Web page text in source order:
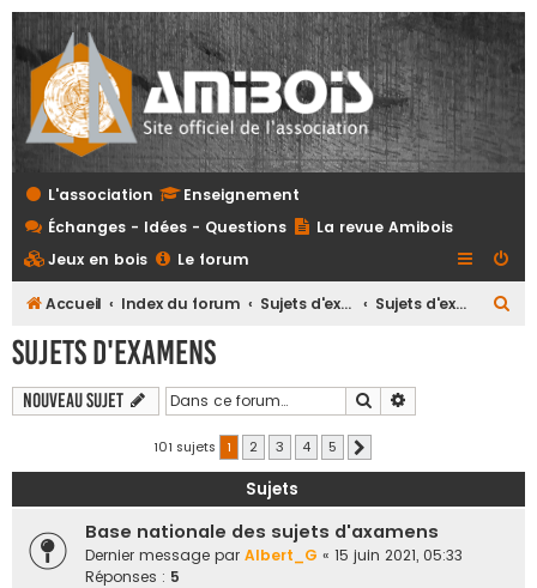
L'association
Enseignement
Échanges - Idées - Questions
La revue Amibois
Jeux en bois
Le forum
Accueil Index du forum Sujets d'examens et referentiels tous niveaux Sujets d'examens
Sujets d'examens
Nouveau sujet Rechercher
101 sujets 1 2 3 4 5
Sujets
Base nationale des sujets d'axamens
Dernier message par Albert_G « 15 juin 2021, 05:33
Réponses : 5